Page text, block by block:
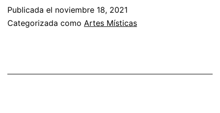
para
Publicada el noviembre 18, 2021
Categorizada como Artes Místicas